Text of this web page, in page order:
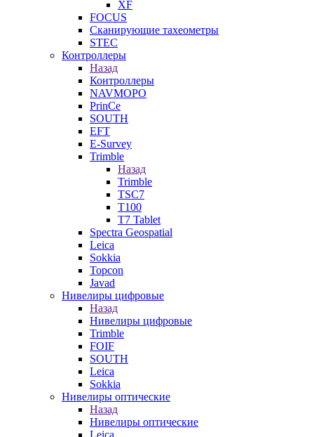
XF
FOCUS
Сканирующие тахеометры
STEC
Контроллеры
Назад
Контроллеры
NAVMOPO
PrinCe
SOUTH
EFT
E-Survey
Trimble
Назад
Trimble
TSC7
T100
T7 Tablet
Spectra Geospatial
Leica
Sokkia
Topcon
Javad
Нивелиры цифровые
Назад
Нивелиры цифровые
Trimble
FOIF
SOUTH
Leica
Sokkia
Нивелиры оптические
Назад
Нивелиры оптические
Leica